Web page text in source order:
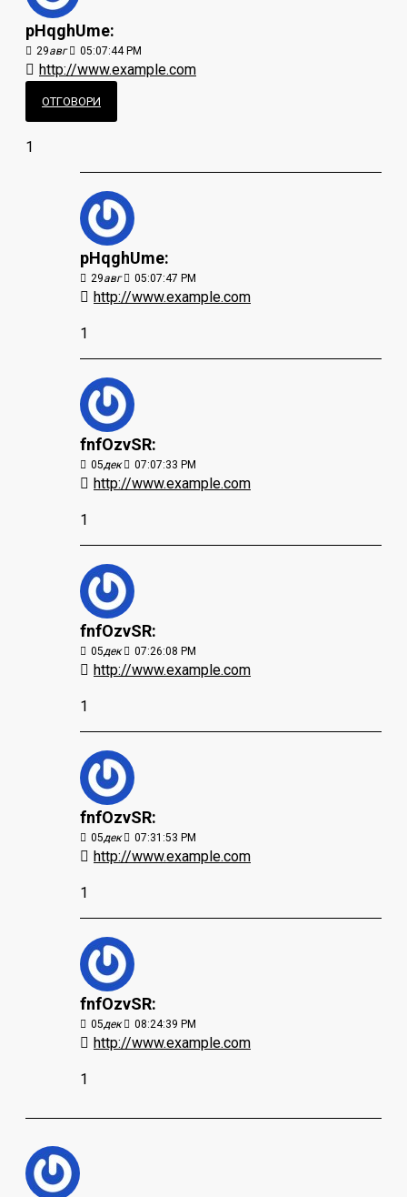
pHqghUme:
29авг 05:07:44 PM
http://www.example.com
ОТГОВОРИ
1
pHqghUme:
29авг 05:07:47 PM
http://www.example.com
1
fnfOzvSR:
05дек 07:07:33 PM
http://www.example.com
1
fnfOzvSR:
05дек 07:26:08 PM
http://www.example.com
1
fnfOzvSR:
05дек 07:31:53 PM
http://www.example.com
1
fnfOzvSR:
05дек 08:24:39 PM
http://www.example.com
1